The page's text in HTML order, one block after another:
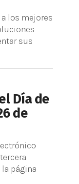
los mejores
sus
Día de
de
la página